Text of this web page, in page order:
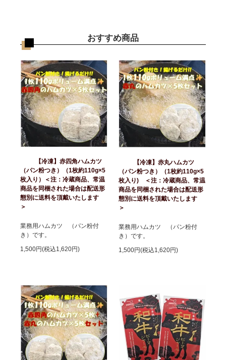
おすすめ商品
【冷凍】赤四角ハムカツ
（パン粉つき）（1枚約110g×5
枚入り）＜注：冷蔵商品、常温
商品を同梱された場合は配送形
態別に送料を頂戴いたします
＞
業務用ハムカツ （パン粉付
き）です。
1,500円(税込1,620円)
【冷凍】赤丸ハムカツ
（パン粉つき）（1枚約110g×5
枚入り) ＜注：冷蔵商品、常温
商品を同梱された場合は配送形
態別に送料を頂戴いたします
＞
業務用ハムカツ （パン粉付
き）です。
1,500円(税込1,620円)